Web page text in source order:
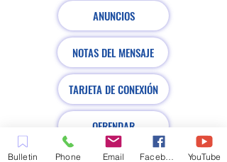
ANUNCIOS
NOTAS DEL MENSAJE
TARJETA DE CONEXIÓN
OFRENDAR
Bulletin Phone Email YouTube